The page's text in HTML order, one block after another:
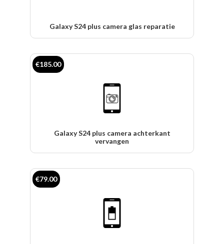
Galaxy S24 plus camera glas reparatie
Galaxy S24 plus camera achterkant
vervangen
€185.00
€79.00